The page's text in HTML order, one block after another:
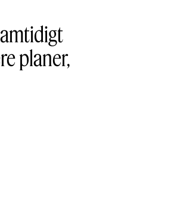
planer,